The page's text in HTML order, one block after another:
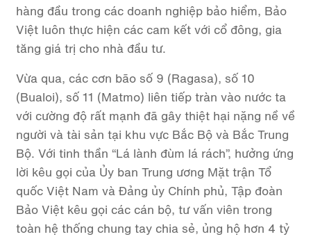
hàng đầu trong các doanh nghiệp bảo hiểm, Bảo
Việt luôn thực hiện các cam kết với cổ đông, gia
tăng giá trị cho nhà đầu tư.
Vừa qua, các cơn bão số 9 (Ragasa), số 10
(Bualoi), số 11 (Matmo) liên tiếp tràn vào nước ta
với cường độ rất mạnh đã gây thiệt hại nặng nề về
người và tài sản tại khu vực Bắc Bộ và Bắc Trung
Bộ. Với tinh thần “Lá lành đùm lá rách”, hưởng ứng
lời kêu gọi của Ủy ban Trung ương Mặt trận Tổ
quốc Việt Nam và Đảng ủy Chính phủ, Tập đoàn
Bảo Việt kêu gọi các cán bộ, tư vấn viên trong
toàn hệ thống chung tay chia sẻ, ủng hộ hơn 4 tỷ